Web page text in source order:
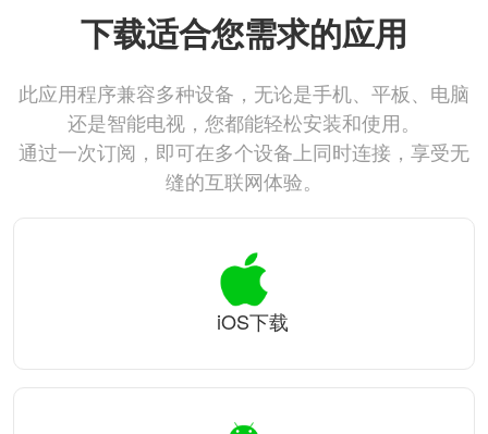
下载适合您需求的应用
此应用程序兼容多种设备，无论是手机、平板、电脑
还是智能电视，您都能轻松安装和使用。
通过一次订阅，即可在多个设备上同时连接，享受无
缝的互联网体验。
iOS下载